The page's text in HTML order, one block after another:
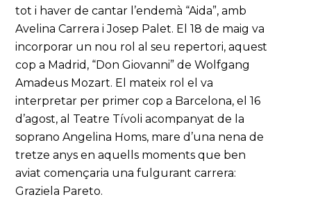
tot i haver de cantar l’endemà “Aida”, amb
Avelina Carrera i Josep Palet. El 18 de maig va
incorporar un nou rol al seu repertori, aquest
cop a Madrid, “Don Giovanni” de Wolfgang
Amadeus Mozart. El mateix rol el va
interpretar per primer cop a Barcelona, el 16
d’agost, al Teatre Tívoli acompanyat de la
soprano Angelina Homs, mare d’una nena de
tretze anys en aquells moments que ben
aviat començaria una fulgurant carrera:
Graziela Pareto.